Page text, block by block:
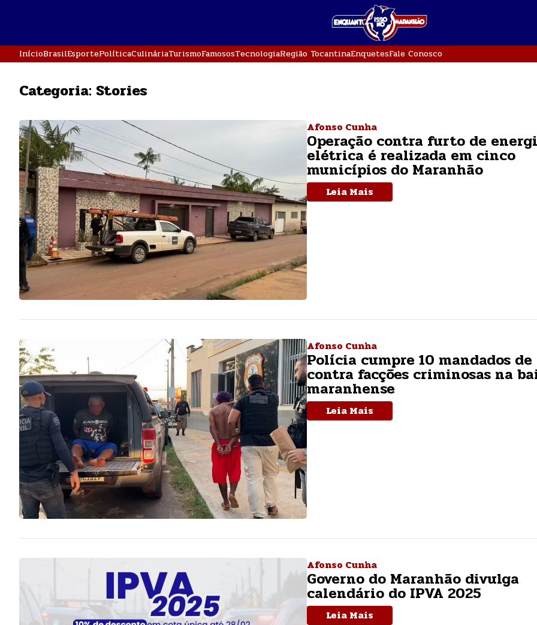
InícioBrasilEsportePolíticaCulináriaTurismoFamososTecnologiaRegião TocantinaEnquetesFale Conosco
Categoria: Stories
Afonso Cunha
Operação contra furto de
elétrica é realizada em cinco
municípios do Maranhão
Leia Mais
Afonso Cunha
Polícia cumpre 10 mandados
contra facções criminosas na
maranhense
Leia Mais
Afonso Cunha
Governo do Maranhão divulga
calendário do IPVA 2025
Leia Mais